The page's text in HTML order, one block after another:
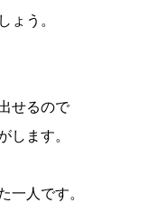
ょう。
せるので
します。
一人です。